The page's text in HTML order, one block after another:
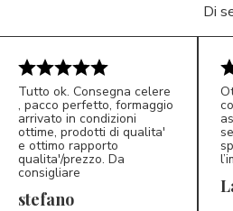
Di
S*
Tutto ok. Consegna celere
, pacco perfetto, formaggio
arrivato in condizioni
ottime, prodotti di qualita'
e ottimo rapporto
qualita'/prezzo. Da
consigliare
stefano LP